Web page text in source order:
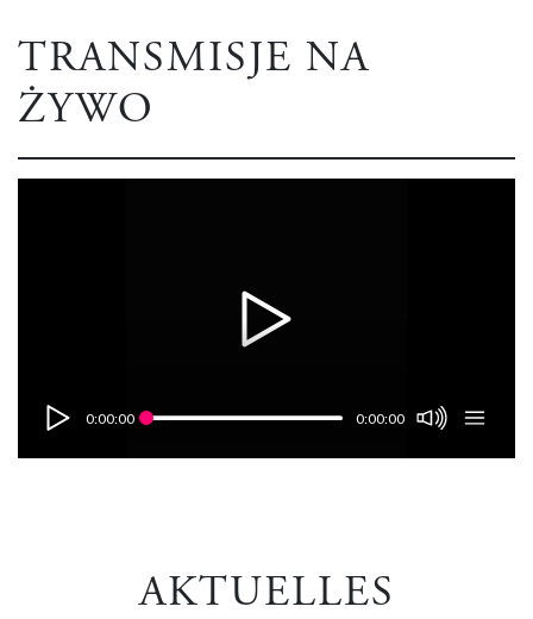
TRANSMISJE NA
ŻYWO
0:00:00 0:00:00
AKTUELLES